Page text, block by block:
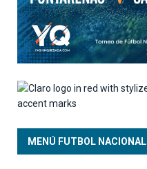
MENÚ FUTBOL NACIONAL